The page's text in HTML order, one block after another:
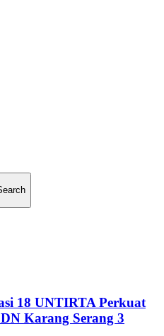
18 UNTIRTA Perkuat
Karang Serang 3